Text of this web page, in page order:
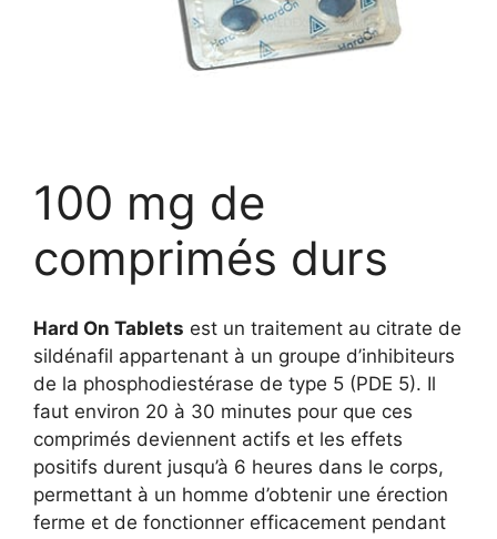
100 mg de
comprimés durs
Hard On Tablets est un traitement au citrate de
sildénafil appartenant à un groupe d’inhibiteurs
de la phosphodiestérase de type 5 (PDE 5). Il
faut environ 20 à 30 minutes pour que ces
comprimés deviennent actifs et les effets
positifs durent jusqu’à 6 heures dans le corps,
permettant à un homme d’obtenir une érection
ferme et de fonctionner efficacement pendant